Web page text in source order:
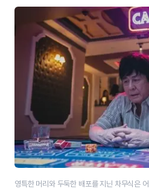
영특한 머리와 두둑한 배포를 지닌 차무식은